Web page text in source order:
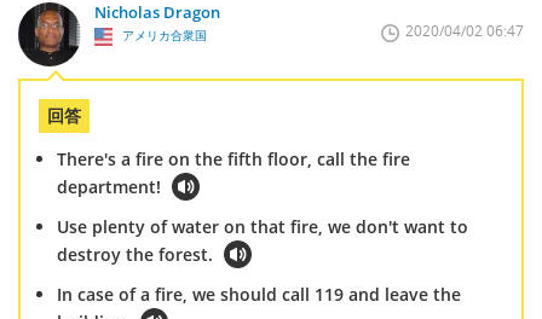
Nicholas Dragon
アメリカ合衆国 2020/04/02 06:47
回答
There's a fire on the fifth floor, call the fire
department!
Use plenty of water on that fire, we don't want to
destroy the forest.
In case of a fire, we should call 119 and leave the